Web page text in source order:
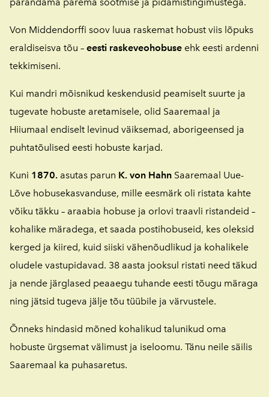
Von Middendorffi soov luua raskemat hobust viis lõpuks
eraldiseisva tõu – eesti raskeveohobuse ehk eesti ardenni
tekkimiseni.
Kui mandri mõisnikud keskendusid peamiselt suurte ja
tugevate hobuste aretamisele, olid Saaremaal ja
Hiiumaal endiselt levinud väiksemad, aborigeensed ja
puhtatõulised eesti hobuste karjad.
Kuni 1870. asutas parun K. von Hahn Saaremaal Uue-
Lõve hobusekasvanduse, mille eesmärk oli ristata kahte
võiku täkku – araabia hobuse ja orlovi traavli ristandeid –
kohalike märadega, et saada postihobuseid, kes oleksid
kerged ja kiired, kuid siiski vähenõudlikud ja kohalikele
oludele vastupidavad. 38 aasta jooksul ristati need täkud
ja nende järglased peaaegu tuhande eesti tõugu märaga
ning jätsid tugeva jälje tõu tüübile ja värvustele.
Õnneks hindasid mõned kohalikud talunikud oma
hobuste ürgsemat välimust ja iseloomu. Tänu neile säilis
Saaremaal ka puhasaretus.